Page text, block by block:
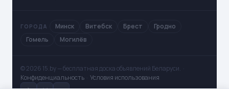
ГОРОДА Минск Витебск Брест
Гродно
Гомель
Могилёв
© 2026 15.by — бесплатная доска объявлений Беларуси. ·
Конфиденциальность · Условия использования
✈ V ◻